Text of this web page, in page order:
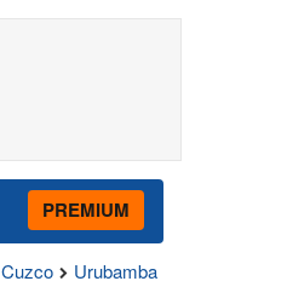
PREMIUM
Cuzco Urubamba